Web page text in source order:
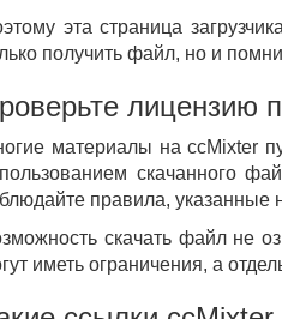
эта страница
получить файл, но и
лицензию
материалы на ccMixter
скачанного
правила, указанные
скачать файл не
иметь ограничения, а